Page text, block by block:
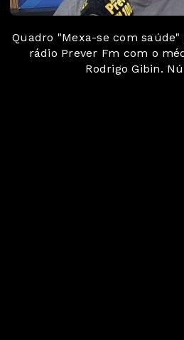
Quadro "Mexa-se com
rádio Prever Fm com o
Rodrigo Gibin.